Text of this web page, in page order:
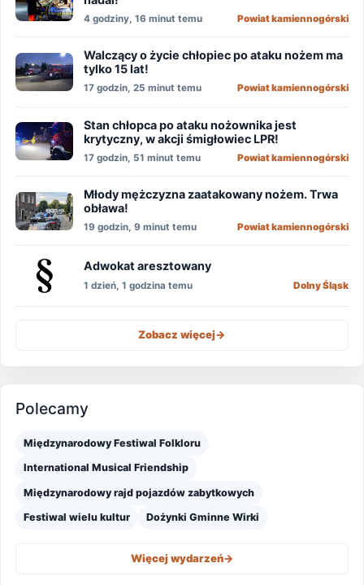
4 godziny, 16 minut temu Powiat kamiennogórski
Walczący o życie chłopiec po ataku nożem ma
tylko 15 lat!
17 godzin, 25 minut temu Powiat kamiennogórski
Stan chłopca po ataku nożownika jest
krytyczny, w akcji śmigłowiec LPR!
17 godzin, 51 minut temu Powiat kamiennogórski
Młody mężczyzna zaatakowany nożem. Trwa
obława!
19 godzin, 9 minut temu Powiat kamiennogórski
Adwokat aresztowany
1 dzień, 1 godzina temu Dolny Śląsk
Zobacz więcej->
Polecamy
Międzynarodowy Festiwal Folkloru
International Musical Friendship
Międzynarodowy rajd pojazdów zabytkowych
Festiwal wielu kultur Dożynki Gminne Wirki
Więcej wydarzeń->